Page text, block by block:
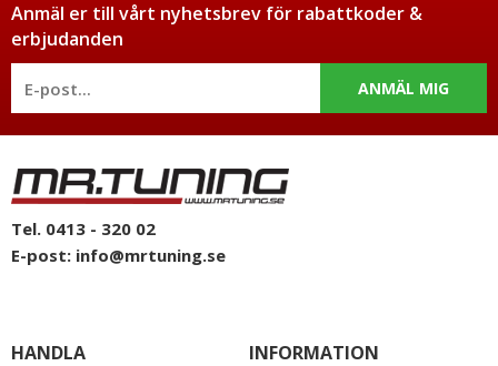
Anmäl er till vårt nyhetsbrev för rabattkoder &
erbjudanden
ANMÄL MIG
Tel. 0413 - 320 02
E-post: info@mrtuning.se
HANDLA INFORMATION